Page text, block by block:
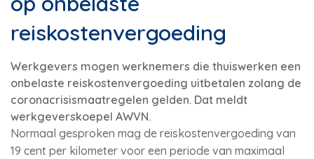
reiskostenvergoeding
Werkgevers mogen werknemers die thuiswerken een
onbelaste reiskostenvergoeding uitbetalen zolang de
coronacrisismaatregelen gelden. Dat meldt
werkgeverskoepel AWVN.
Normaal gesproken mag de reiskostenvergoeding van
19 cent per kilometer voor een periode van maximaal